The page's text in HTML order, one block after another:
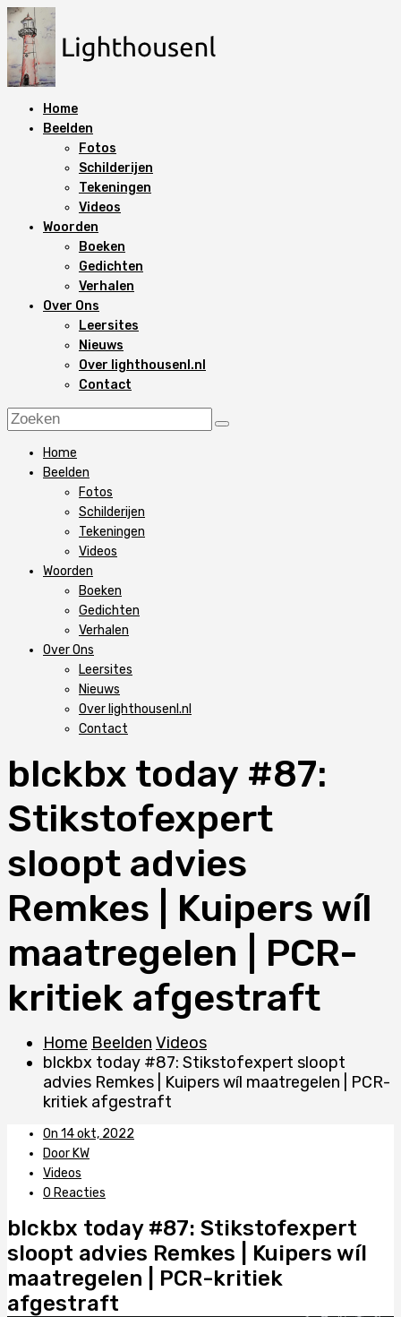
N
a
a
r
Home
Beelden
Fotos
Schilderijen
Tekeningen
Videos
Woorden
Boeken
Gedichten
Verhalen
Over Ons
Leersites
Nieuws
Over lighthousenl.nl
Contact
Home
Beelden
Fotos
Schilderijen
Tekeningen
Videos
Woorden
Boeken
Gedichten
Verhalen
Over Ons
Leersites
Nieuws
Over lighthousenl.nl
Contact
blckbx today #87:
Stikstofexpert
sloopt advies
Remkes | Kuipers wíl
maatregelen | PCR-
kritiek afgestraft
Home Beelden Videos
blckbx today #87: Stikstofexpert sloopt
advies Remkes | Kuipers wíl maatregelen | PCR-
kritiek afgestraft
On 14 okt, 2022
Door KW
Videos
0 Reacties
blckbx today #87: Stikstofexpert
sloopt advies Remkes | Kuipers wíl
maatregelen | PCR-kritiek
afgestraft